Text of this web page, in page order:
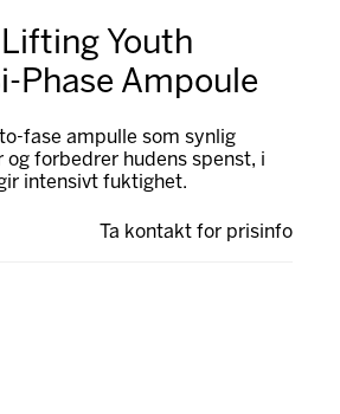
Youth
Phase Ampoule
fase ampulle som synlig
og forbedrer hudens spenst, i
intensivt fuktighet.
Ta kontakt for prisinfo